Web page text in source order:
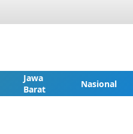
Jawa
Barat
Nasional